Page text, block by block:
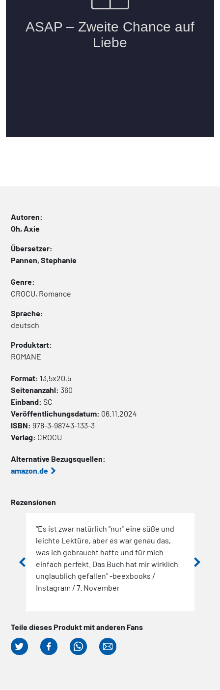
Autoren:
Oh, Axie
Übersetzer:
Pannen, Stephanie
Genre:
CROCU, Romance
Sprache:
deutsch
Produktart:
ROMANE
Format: 13,5x20,5
Seitenanzahl: 360
Einband: SC
Veröffentlichungsdatum: 06.11.2024
ISBN: 978-3-98743-133-3
Verlag: CROCU
Alternative Bezugsquellen:
amazon.de
Rezensionen
/
"Es ist zwar natürlich "nur" eine süße und
leichte Lektüre, aber es war genau das,
was ich gebraucht hatte und für mich
einfach perfekt. Das Buch hat mir wirklich
unglaublich gefallen" -beexbooks /
Instagram / 7. November
Teile dieses Produkt mit anderen Fans